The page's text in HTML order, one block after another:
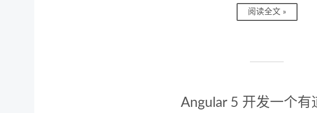
阅读全文 »
Angular 5 开发一个有